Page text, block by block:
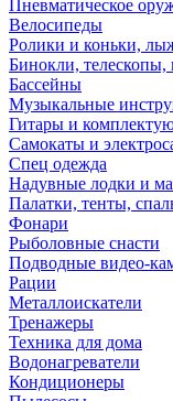
Пневматическое
Велосипеды
Ролики и коньки,
Бинокли,
Бассейны
Музыкальные
Гитары и
Самокаты и
Спец одежда
Надувные лодки и
Палатки, тенты,
Фонари
Рыболовные снасти
Подводные видео-
Рации
Металлоискатели
Тренажеры
Техника для дома
Водонагреватели
Кондиционеры